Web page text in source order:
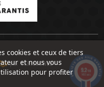
cookies et ceux de tiers
et nous vous
pour profiter
par SERIOUSWEB
9.2/10
1492 avis